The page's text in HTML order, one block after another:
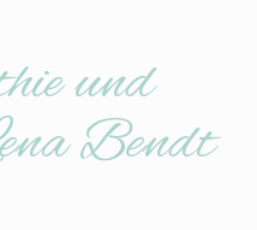
und
Bendt